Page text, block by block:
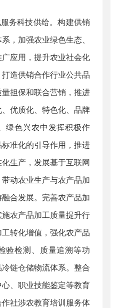
务科技供给。构建供销
，加强农业绿色生态、
应用，提升农业社会化
造供销合作行业公共品
担保和联合营销，推进
优质化、特色化、品牌
绿色兴农中发挥积极作
准化的引导作用，推进
生产，发展基于互联网
动农业生产与农产品加
合发展。完善农产品加
农产品加工质量提升行
转化增值，强化农产品
验检测、质量追溯等功
链仓储物流体系。整合
、职业技能鉴定等教育
社涉农教育培训服务体